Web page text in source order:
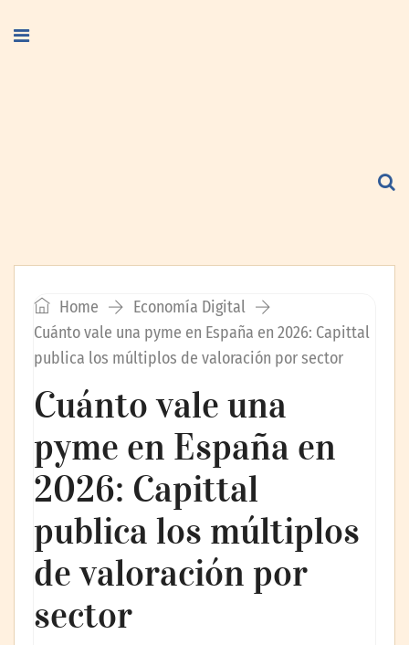
Home
Economía Digital
Cuánto vale una pyme en España en 2026: Capittal
publica los múltiplos de valoración por sector
Cuánto vale una
pyme en España en
2026: Capittal
publica los múltiplos
de valoración por
sector